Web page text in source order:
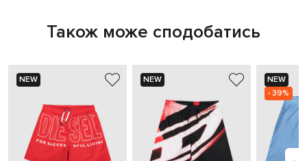
Також може сподобатись
NEW NEW
NEW
- 39%